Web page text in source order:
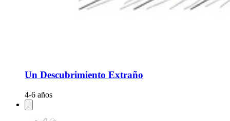
Un Descubrimiento Extraño
4-6 años